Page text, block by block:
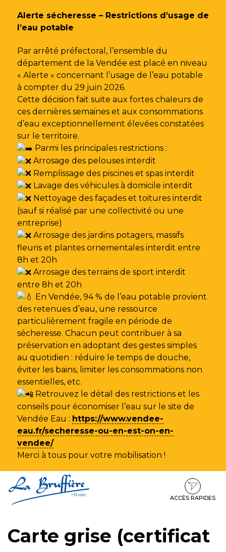
Alerte sécheresse – Restrictions d’usage de
l’eau potable
Par arrêté préfectoral, l’ensemble du
département de la Vendée est placé en niveau
« Alerte » concernant l’usage de l’eau potable
à compter du 29 juin 2026.
Cette décision fait suite aux fortes chaleurs de
ces dernières semaines et aux consommations
d’eau exceptionnellement élevées constatées
sur le territoire.
Parmi les principales restrictions :
Arrosage des pelouses interdit
Remplissage des piscines et spas interdit
Lavage des véhicules à domicile interdit
Nettoyage des façades et toitures interdit
(sauf si réalisé par une collectivité ou une
entreprise)
Arrosage des jardins potagers, massifs
fleuris et plantes ornementales interdit entre
8h et 20h
Arrosage des terrains de sport interdit
entre 8h et 20h
En Vendée, 94 % de l’eau potable provient
des retenues d’eau, une ressource
particulièrement fragile en période de
sécheresse. Chacun peut contribuer à sa
préservation en adoptant des gestes simples
au quotidien : réduire le temps de douche,
éviter les bains, limiter les consommations non
essentielles, etc.
Retrouvez le détail des restrictions et les
conseils pour économiser l’eau sur le site de
Vendée Eau : https://www.vendee-
eau.fr/secheresse-ou-en-est-on-en-
vendee/
Merci à tous pour votre mobilisation !
au
contenu
au
ACCÈS RAPIDES
Carte grise (certificat